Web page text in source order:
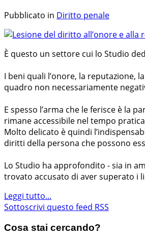
Pubblicato in Diritto penale
È questo un settore cui lo Studio
I beni quali l’onore, la reputazione,
quadro non necessariamente
E spesso l’arma che le ferisce è la
rimane accessibile nel tempo
Molto delicato è quindi
diritti della persona che possono
Lo Studio ha approfondito - sia in
trovato accusato di aver superato i
Leggi tutto...
Sottoscrivi questo feed RSS
Cosa stai cercando?